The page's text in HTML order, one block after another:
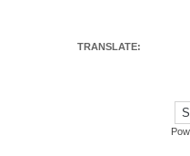
TRANSLATE: